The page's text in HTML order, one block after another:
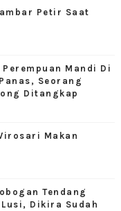
Petir Saat
Mandi Di
Seorang
Ditangkap
Makan
Tendang
Dikira Sudah